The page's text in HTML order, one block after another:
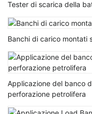
Tester di scarica della
Banchi di carico montati
Applicazione del banco
perforazione petrolifera